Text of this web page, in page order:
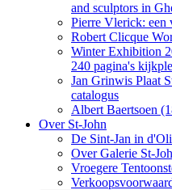
and sculptors in
Pierre Vlerick: een
Robert Clicque
Winter Exhibition
240 pagina's
Jan Grinwis Plaat
catalogus
Albert Baertsoen
Over St-John
De Sint-Jan in
Over Galerie St-
Vroegere